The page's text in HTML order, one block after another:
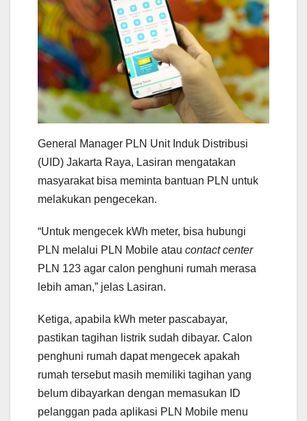
General Manager PLN Unit Induk Distribusi
(UID) Jakarta Raya, Lasiran mengatakan
masyarakat bisa meminta bantuan PLN untuk
melakukan pengecekan.
“Untuk mengecek kWh meter, bisa hubungi
PLN melalui PLN Mobile atau contact center
PLN 123 agar calon penghuni rumah merasa
lebih aman,” jelas Lasiran.
Ketiga, apabila kWh meter pascabayar,
pastikan tagihan listrik sudah dibayar. Calon
penghuni rumah dapat mengecek apakah
rumah tersebut masih memiliki tagihan yang
belum dibayarkan dengan memasukan ID
pelanggan pada aplikasi PLN Mobile menu